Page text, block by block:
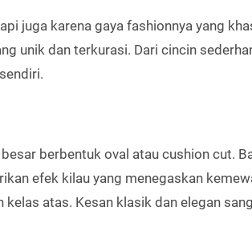
juga karena gaya fashionnya yang
unik dan terkurasi. Dari cincin
berbentuk oval atau cushion cut.
efek kilau yang menegaskan
atas. Kesan klasik dan elegan